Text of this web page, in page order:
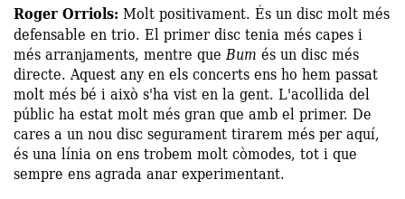
Roger Orriols: Molt positivament. És un disc molt més
defensable en trio. El primer disc tenia més capes i
més arranjaments, mentre queBum és un disc més
directe. Aquest any en els concerts ens ho hem passat
molt més bé i això s'ha vist en la gent. L'acollida del
públic ha estat molt més gran que amb el primer. De
cares a un nou disc segurament tirarem més per aquí,
és una línia on ens trobem molt còmodes, tot i que
sempre ens agrada anar experimentant.